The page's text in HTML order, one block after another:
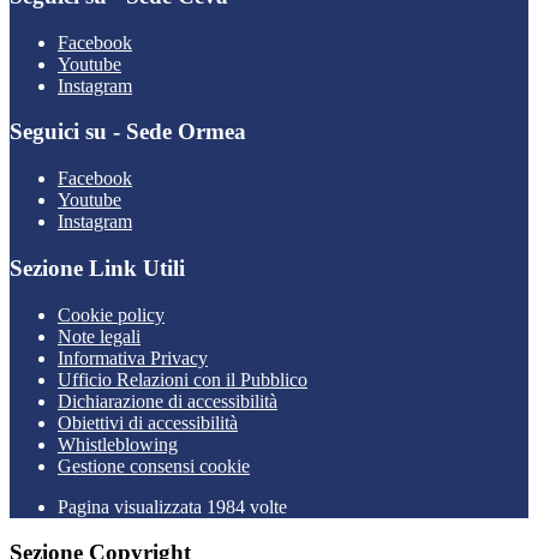
Facebook
Youtube
Instagram
Seguici su - Sede Ormea
Facebook
Youtube
Instagram
Sezione Link Utili
Cookie policy
Note legali
Informativa Privacy
Ufficio Relazioni con il Pubblico
Dichiarazione di accessibilità
Obiettivi di accessibilità
Whistleblowing
Gestione consensi cookie
Pagina visualizzata 1984 volte
Sezione Copyright